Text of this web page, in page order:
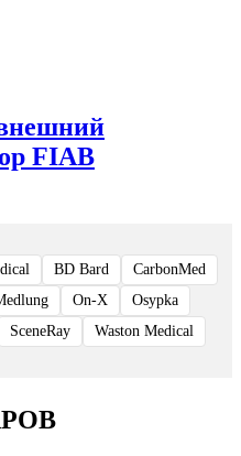
FIAB
BD Bard
CarbonMed
On-X
Osypka
SceneRay
Waston Medical